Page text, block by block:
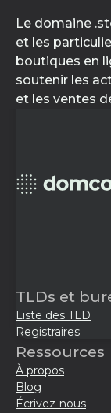
Le domaine
et les
boutiques en
soutenir les
et les ventes
TLDs et
Liste des TLD
Registraires
Ressources
À propos
Blog
Écrivez-nous